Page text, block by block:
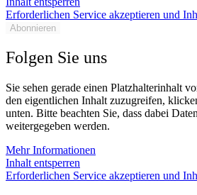
Erforderlichen Service akzeptieren und
Abonnieren
Folgen Sie uns
Sie sehen gerade einen Platzhalterinhalt
den eigentlichen Inhalt zuzugreifen,
unten. Bitte beachten Sie, dass dabei
weitergegeben werden.
Mehr Informationen
Inhalt entsperren
Erforderlichen Service akzeptieren und